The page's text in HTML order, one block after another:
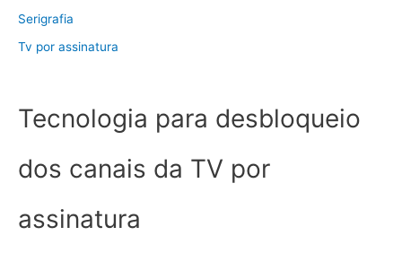
Serigrafia
Tv por assinatura
Tecnologia para desbloqueio
dos canais da TV por
assinatura